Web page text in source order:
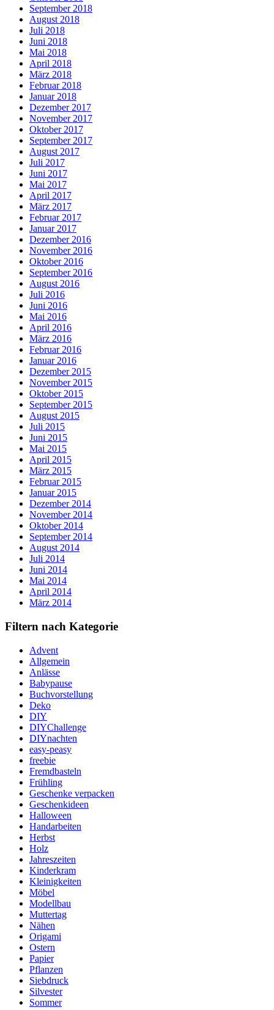
September 2018
August 2018
Juli 2018
Juni 2018
Mai 2018
April 2018
März 2018
Februar 2018
Januar 2018
Dezember 2017
November 2017
Oktober 2017
September 2017
August 2017
Juli 2017
Juni 2017
Mai 2017
April 2017
März 2017
Februar 2017
Januar 2017
Dezember 2016
November 2016
Oktober 2016
September 2016
August 2016
Juli 2016
Juni 2016
Mai 2016
April 2016
März 2016
Februar 2016
Januar 2016
Dezember 2015
November 2015
Oktober 2015
September 2015
August 2015
Juli 2015
Juni 2015
Mai 2015
April 2015
März 2015
Februar 2015
Januar 2015
Dezember 2014
November 2014
Oktober 2014
September 2014
August 2014
Juli 2014
Juni 2014
Mai 2014
April 2014
März 2014
Filtern nach Kategorie
Advent
Allgemein
Anlässe
Babypause
Buchvorstellung
Deko
DIY
DIYChallenge
DIYnachten
easy-peasy
freebie
Fremdbasteln
Frühling
Geschenke verpacken
Geschenkideen
Halloween
Handarbeiten
Herbst
Holz
Jahreszeiten
Kinderkram
Kleinigkeiten
Möbel
Modellbau
Muttertag
Nähen
Origami
Ostern
Papier
Pflanzen
Siebdruck
Silvester
Sommer